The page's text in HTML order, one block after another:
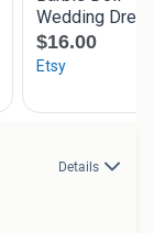
Details